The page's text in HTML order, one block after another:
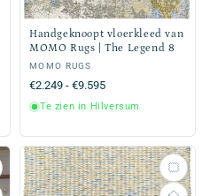
Handgeknoopt vloerkleed van
MOMO Rugs | The Legend 8
Verkoper:
MOMO RUGS
Normale
prijs
€2.249 - €9.595
Te zien in Hilversum